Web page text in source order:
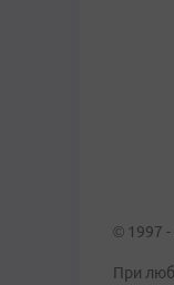
© 1997 -
При